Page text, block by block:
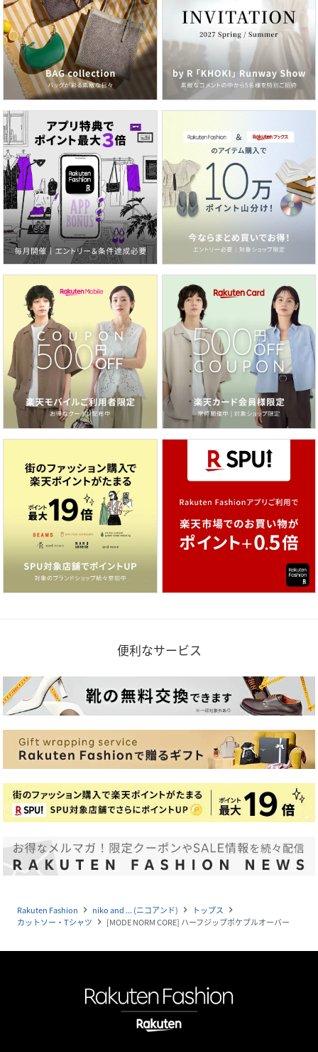
便利なサービス
Rakuten Fashion navigate_next niko and ... (ニコアンド) navigate_next トップス navigate_next
カットソー・Tシャツ navigate_next [MODE NORM CORE] ハーフジップポケプルオーバー